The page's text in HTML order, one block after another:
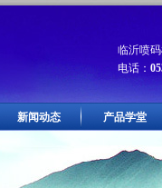
临沂喷
电话：
新闻动态 产品学堂